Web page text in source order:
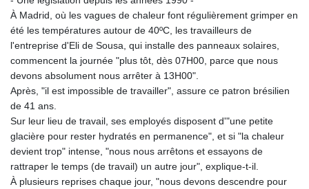
À Madrid, où les vagues de chaleur font régulièrement grimper en
été les températures autour de 40ºC, les travailleurs de
l'entreprise d'Eli de Sousa, qui installe des panneaux solaires,
commencent la journée "plus tôt, dès 07H00, parce que nous
devons absolument nous arrêter à 13H00".
Après, "il est impossible de travailler", assure ce patron brésilien
de 41 ans.
Sur leur lieu de travail, ses employés disposent d'"une petite
glacière pour rester hydratés en permanence", et si "la chaleur
devient trop" intense, "nous nous arrêtons et essayons de
rattraper le temps (de travail) un autre jour", explique-t-il.
À plusieurs reprises chaque jour, "nous devons descendre pour